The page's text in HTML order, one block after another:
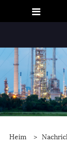
Heim >